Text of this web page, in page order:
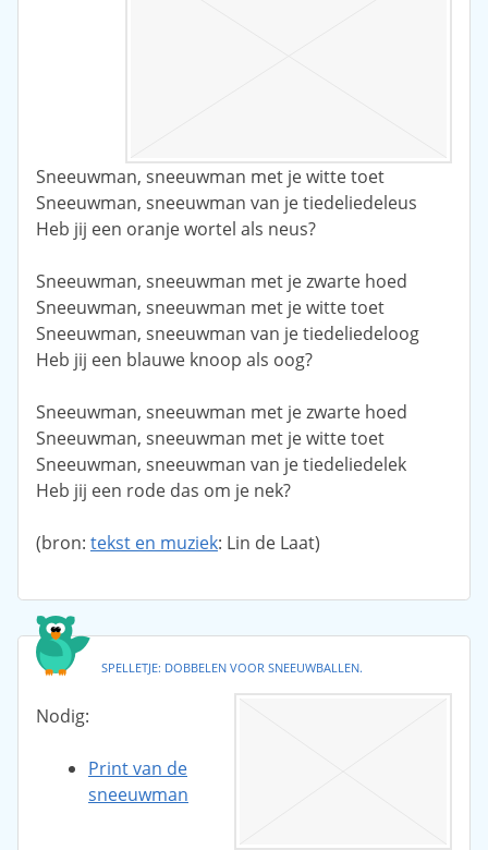
Sneeuwman, sneeuwman met je witte toet
Sneeuwman, sneeuwman van je tiedeliedeleus
Heb jij een oranje wortel als neus?
Sneeuwman, sneeuwman met je zwarte hoed
Sneeuwman, sneeuwman met je witte toet
Sneeuwman, sneeuwman van je tiedeliedeloog
Heb jij een blauwe knoop als oog?
Sneeuwman, sneeuwman met je zwarte hoed
Sneeuwman, sneeuwman met je witte toet
Sneeuwman, sneeuwman van je tiedeliedelek
Heb jij een rode das om je nek?
(bron: tekst en muziek: Lin de Laat)
SPELLETJE: DOBBELEN VOOR SNEEUWBALLEN.
Nodig:
Print van de
sneeuwman